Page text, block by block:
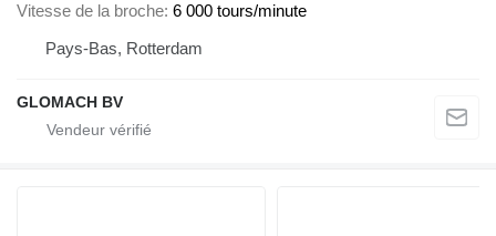
Vitesse de la broche 6 000 tours/minute
Pays-Bas, Rotterdam
GLOMACH BV